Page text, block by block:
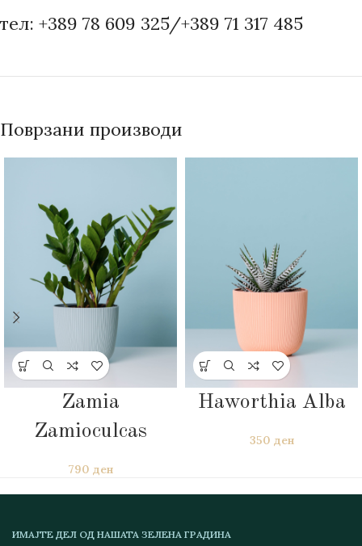
тел: +389 78 609 325/+389 71 317 485
Поврзани производи
Zamia
Zamioculcas
790 ден
Haworthia Alba
350 ден
ИМАЈТЕ ДЕЛ ОД НАШАТА ЗЕЛЕНА ГРАДИНА